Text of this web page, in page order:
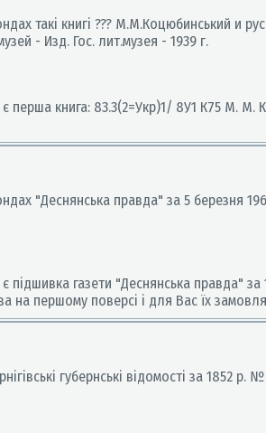
такі книгі ??? М.М.Коцюбинський и
- Изд. Гос. лит.музея - 1939 г.
перша книга: 83.3(2=Укр)1/ 8У1 К75 М.
"Деснянська правда" за 5 березня
газети "Деснянська правда" за
на першому поверсі і для Вас їх
губернські відомості за 1852 р.